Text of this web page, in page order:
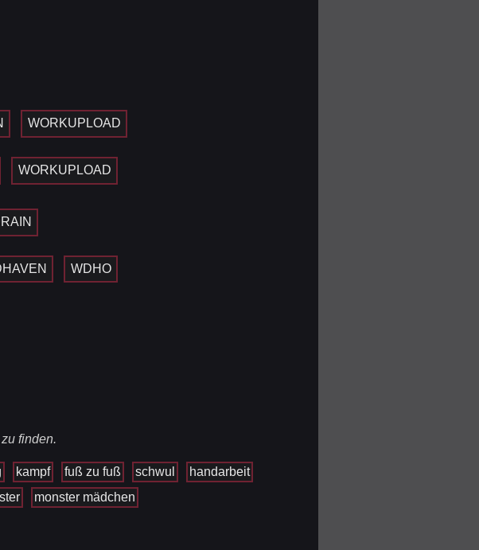
WORKUPLOAD
WORKUPLOAD
WDHO
finden.
kampf fuß zu fuß schwul
handarbeit
monster mädchen